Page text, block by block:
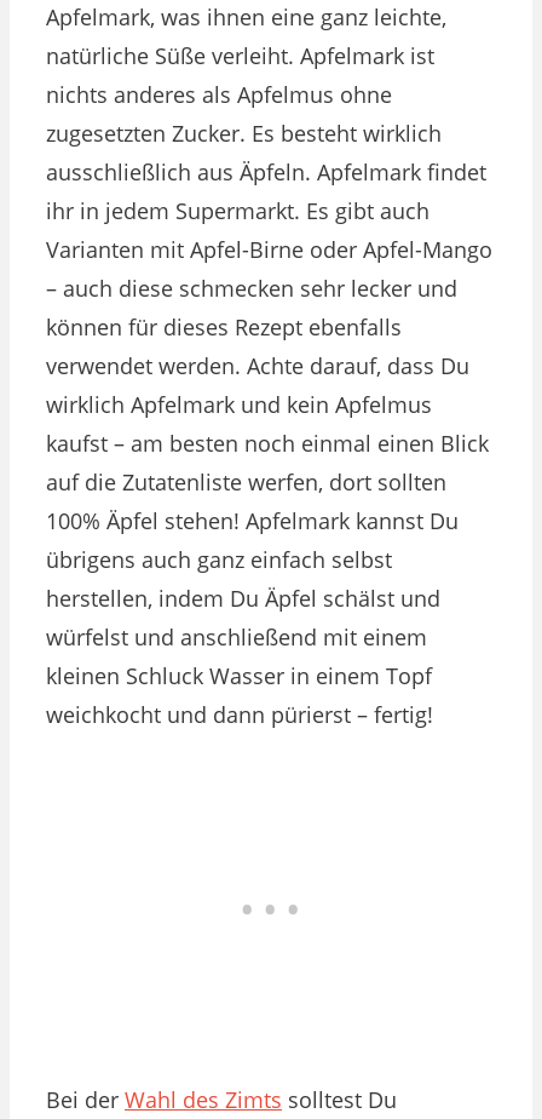
Apfelmark, was ihnen eine ganz leichte,
natürliche Süße verleiht. Apfelmark ist
nichts anderes als Apfelmus ohne
zugesetzten Zucker. Es besteht wirklich
ausschließlich aus Äpfeln. Apfelmark findet
ihr in jedem Supermarkt. Es gibt auch
Varianten mit Apfel-Birne oder Apfel-Mango
– auch diese schmecken sehr lecker und
können für dieses Rezept ebenfalls
verwendet werden. Achte darauf, dass Du
wirklich Apfelmark und kein Apfelmus
kaufst – am besten noch einmal einen Blick
auf die Zutatenliste werfen, dort sollten
100% Äpfel stehen! Apfelmark kannst Du
übrigens auch ganz einfach selbst
herstellen, indem Du Äpfel schälst und
würfelst und anschließend mit einem
kleinen Schluck Wasser in einem Topf
weichkocht und dann pürierst – fertig!
Bei der Wahl des Zimts solltest Du